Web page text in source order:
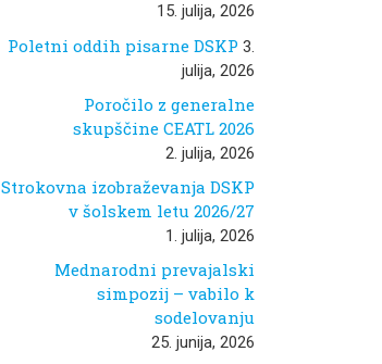
15. julija, 2026
Poletni oddih pisarne DSKP 3.
julija, 2026
Poročilo z generalne
skupščine CEATL 2026
2. julija, 2026
Strokovna izobraževanja DSKP
v šolskem letu 2026/27
1. julija, 2026
Mednarodni prevajalski
simpozij – vabilo k
sodelovanju
25. junija, 2026